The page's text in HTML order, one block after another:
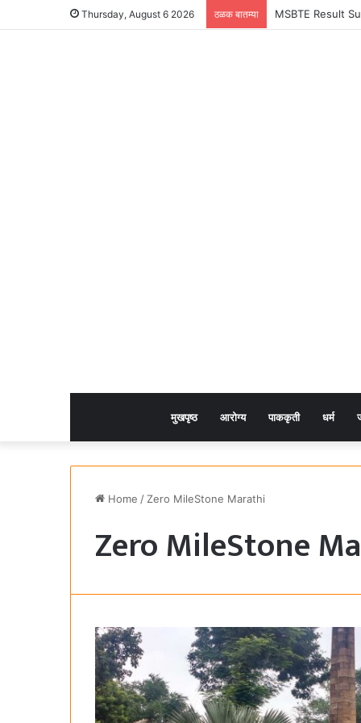
Thursday, August 6 2026 ठळक बातम्या MSBTE Result
मुखपृष्ठ आरोग्य पाककृती धर्म
Home / Zero MileStone Marathi
Zero MileStone